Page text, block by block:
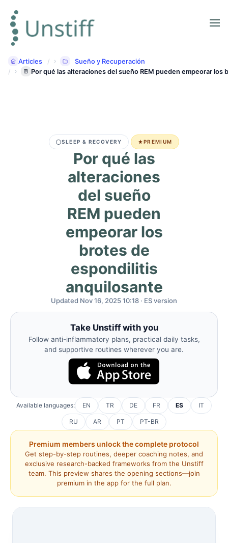
Articles
Sueño y Recuperación
Por qué las alteraciones del sueño REM pueden empeorar
SLEEP & RECOVERY PREMIUM
Por qué las
alteraciones
del sueño
REM pueden
empeorar los
brotes de
espondilitis
anquilosante
Updated Nov 16, 2025 10:18 · ES version
Take Unstiff with you
Follow anti-inflammatory plans, practical daily tasks,
and supportive routines wherever you are.
Available languages: EN TR DE FR ES IT
RU AR PT PT-BR
Premium members unlock the complete protocol
Get step-by-step routines, deeper coaching notes, and
exclusive research-backed frameworks from the Unstiff
team. This preview shares the opening sections—join
premium in the app for the full plan.